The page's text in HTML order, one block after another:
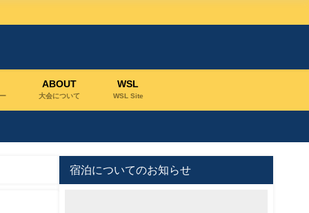
ABOUT
大会について
WSL
WSL Site
宿泊についてのお知らせ